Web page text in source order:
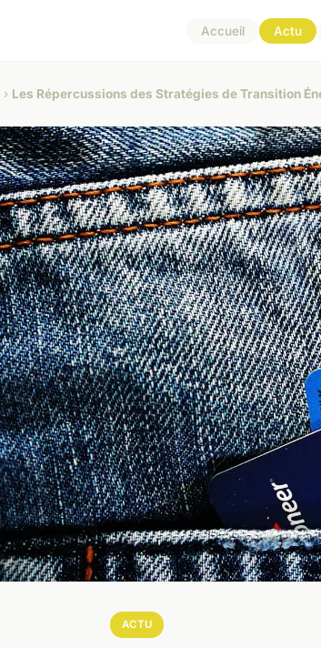
Accueil Actu
› Les Répercussions des Stratégies de Transition
ACTU